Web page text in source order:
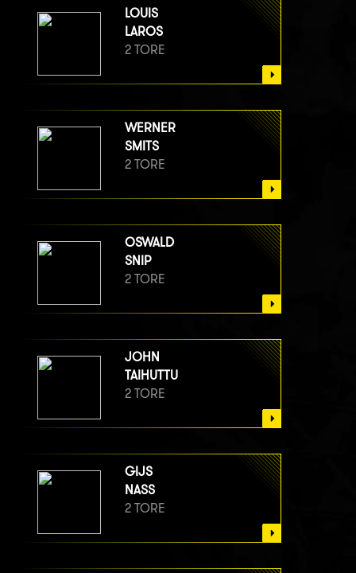
LOUIS
LAROS
2 TORE
WERNER
SMITS
2 TORE
OSWALD
SNIP
2 TORE
JOHN
TAIHUTTU
2 TORE
GIJS
NASS
2 TORE